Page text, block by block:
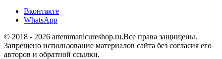
Вконтакте
WhatsApp
© 2018 - 2026 artemmanicureshop.ru.Все права защищены.
Запрещено использование материалов сайта без согласия его
авторов и обратной ссылки.